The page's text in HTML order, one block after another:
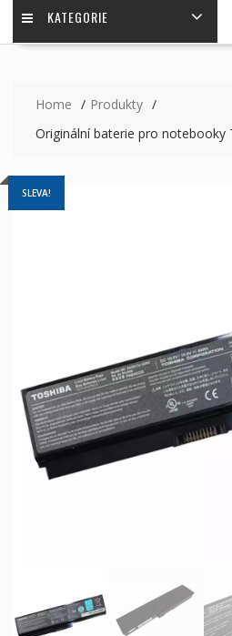
KATEGORIE
Home
Produkty
Originální baterie pro notebooky
SLEVA!